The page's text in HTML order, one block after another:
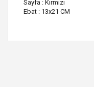
Sayfa : Kırmızı
Ebat : 13x21 CM